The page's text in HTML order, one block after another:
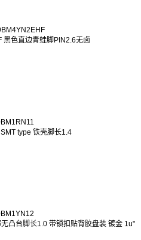
黑色直边青蛙脚PIN2.6无卤
type 铁壳脚长1.4
凸台脚长1.0 带锁扣贴背胶盘装 镀金 1u"